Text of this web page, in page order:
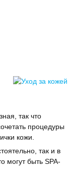
так что
процедуры
кожи.
так и в
могут быть SPA-